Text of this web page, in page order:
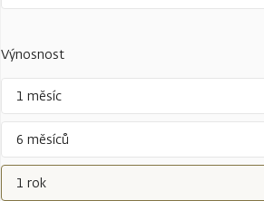
Výnosnost
1 měsíc
6 měsíců
1 rok